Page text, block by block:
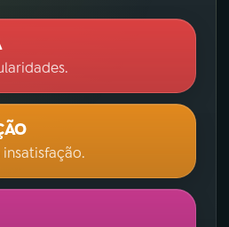
insatisfação.